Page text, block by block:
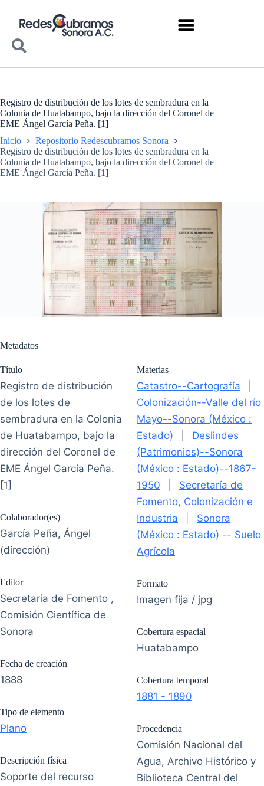
Registro de distribución de los lotes de sembradura en la
Colonia de Huatabampo, bajo la dirección del Coronel de
EME Ángel García Peña. [1]
Inicio
Repositorio Redescubramos Sonora
Registro de distribución de los lotes de sembradura en la
Colonia de Huatabampo, bajo la dirección del Coronel de
EME Ángel García Peña. [1]
Metadatos
Título
Registro de distribución
de los lotes de
sembradura en la Colonia
de Huatabampo, bajo la
dirección del Coronel de
EME Ángel García Peña.
[1]
Colaborador(es)
García Peña, Ángel
(dirección)
Editor
Secretaría de Fomento ,
Comisión Científica de
Sonora
Fecha de creación
1888
Tipo de elemento
Plano
Descripción física
Soporte del recurso
Materias
Catastro--Cartografía
Colonización--Valle del río
Mayo--Sonora (México :
Estado)
Deslindes
(Patrimonios)--Sonora
(México : Estado)--1867-
1950
Secretaría de
Fomento, Colonización e
Industria
Sonora
(México : Estado) -- Suelo
Agrícola
Formato
Imagen fija / jpg
Cobertura espacial
Huatabampo
Cobertura temporal
1881 - 1890
Procedencia
Comisión Nacional del
Agua, Archivo Histórico y
Biblioteca Central del